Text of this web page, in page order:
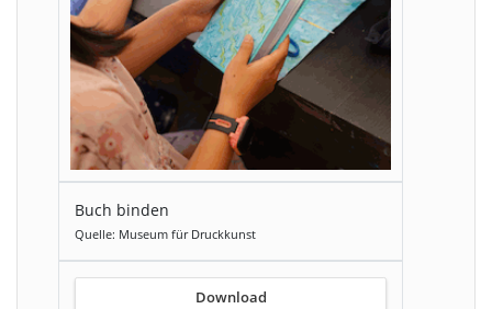
Buch binden
Quelle: Museum für Druckkunst
Download